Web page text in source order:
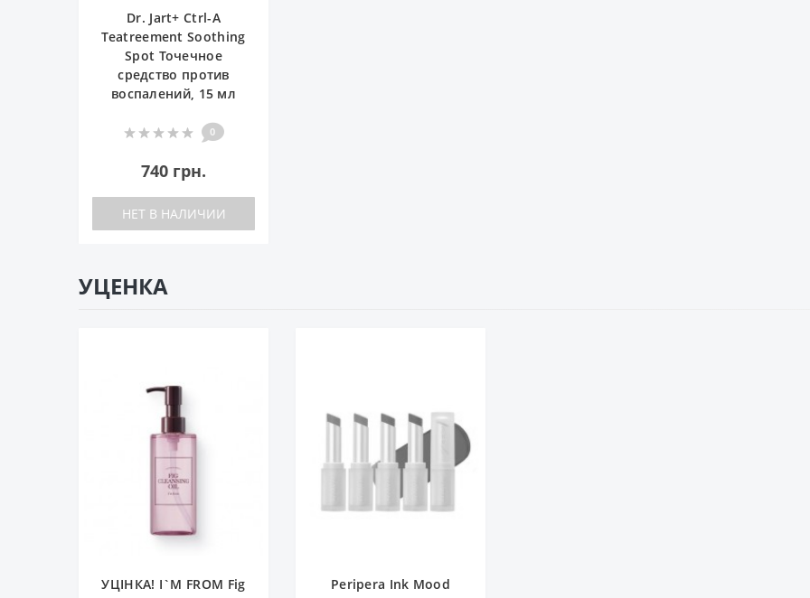
Dr. Jart+ Ctrl-A
Teatreement Soothing
Spot Точечное
средство против
воспалений, 15 мл
0
740 грн.
НЕТ В НАЛИЧИИ
УЦЕНКА
УЦІНКА! I`M FROM Fig
Peripera Ink Mood